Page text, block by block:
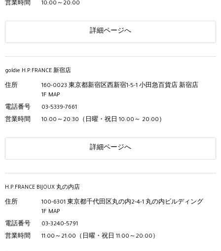
営業時間
10:00～20:00
詳細ページへ
goldie H.P.FRANCE 新宿店
住所
160-0023 東京都新宿区西新宿1-5-1 小田急百貨店 新宿店
1F MAP
電話番号
03-5339-7661
営業時間
10:00～20:30（日曜・祝日 10:00～ 20:00）
詳細ページへ
H.P.FRANCE BIJOUX 丸の内店
住所
100-6301 東京都千代田区丸の内2-4-1 丸の内ビルディング
1F MAP
電話番号
03-3240-5791
営業時間
11:00～21:00（日曜・祝日 11:00～20:00）